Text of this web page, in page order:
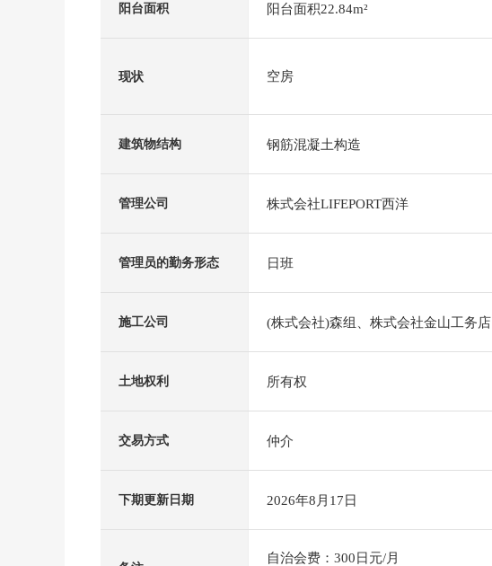
阳台面积 阳台面积22.84m²
现状 空房
建筑物结构 钢筋混凝土构造
管理公司 株式会社LIFEPORT西洋
管理员的勤务形态 日班
施工公司 (株式会社)森组、株式会社金山工务店
土地权利 所有权
交易方式 仲介
下期更新日期 2026年8月17日
自治会费：300日元/月